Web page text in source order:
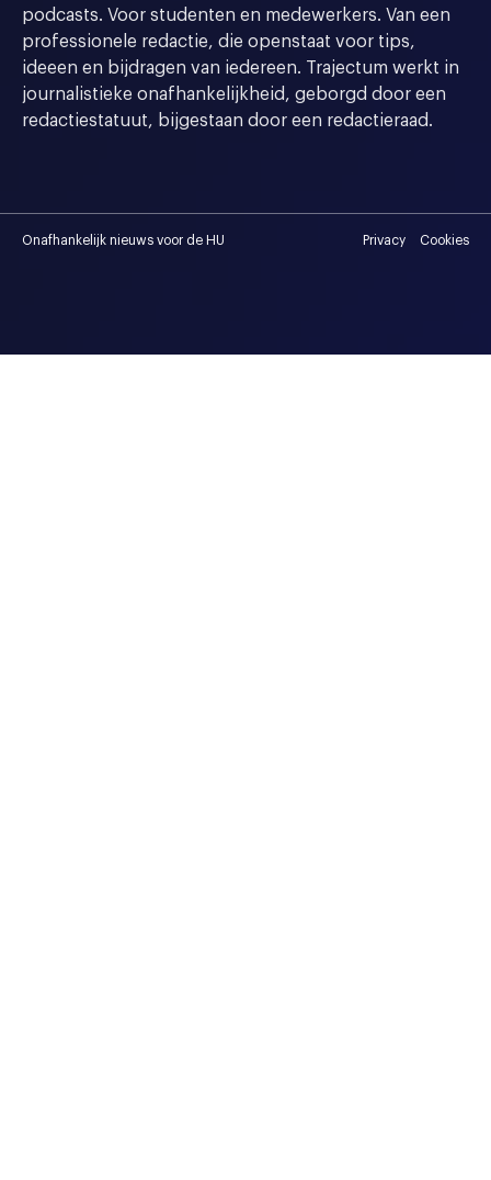
podcasts. Voor studenten en medewerkers. Van een
professionele redactie, die openstaat voor tips,
ideeen en bijdragen van iedereen. Trajectum werkt in
journalistieke onafhankelijkheid, geborgd door een
redactiestatuut, bijgestaan door een redactieraad.
Onafhankelijk nieuws voor de HU Privacy Cookies